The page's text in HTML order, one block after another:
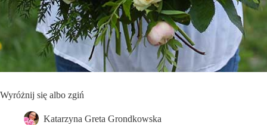
Wyróżnij się albo zgiń
Katarzyna Greta Grondkowska